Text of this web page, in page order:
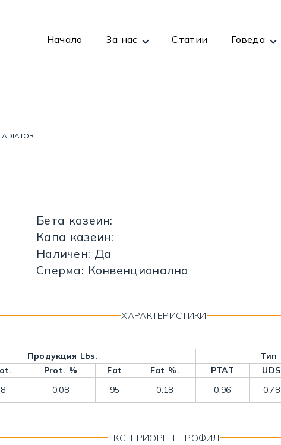
Начало За нас Статии Говеда
Бета казеин:
Капа казеин:
Наличен: Да
Сперма: Конвенционална
ХАРАКТЕРИСТИКИ
Продукция Lbs. Тип
Prot. % Fat Fat %. PTAT UDS
0.08 95 0.18 0.96 0.78
ЕКСТЕРИОРЕН ПРОФИЛ